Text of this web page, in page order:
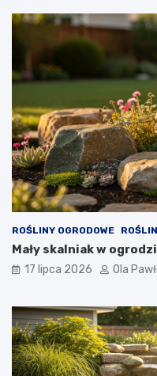
ROŚLINY OGRODOWE
Mały skalniak w
17 lipca 2026 Ola